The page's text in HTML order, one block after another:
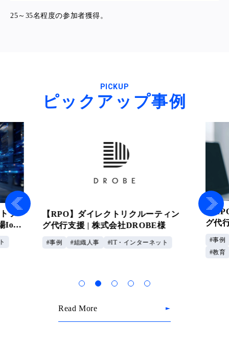
25～35名程度の参加者獲得。
PICKUP
ピックアップ事例
ソ
IoT
【RPO】ダイレクトリクルーティン
グ代行支援 | 株式会社DROBE様
事例 組織人事 IT・インターネット
【
グ代
事例
教育
Read More